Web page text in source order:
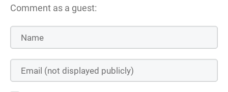
Comment as a guest: